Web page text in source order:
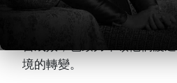
學生品格為具體目標，協助他
生活。本校中學部的教學目
習成效，也致力帶領他們渡
境的轉變。